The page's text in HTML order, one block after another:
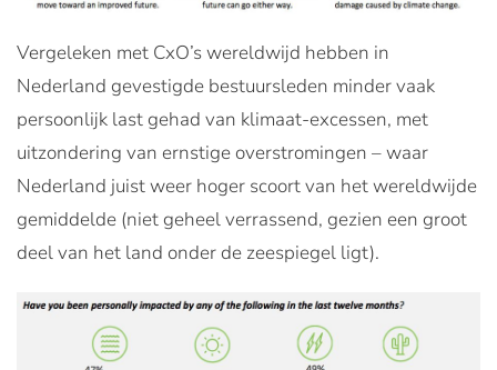
Vergeleken met CxO’s wereldwijd hebben in
Nederland gevestigde bestuursleden minder vaak
persoonlijk last gehad van klimaat-excessen, met
uitzondering van ernstige overstromingen – waar
Nederland juist weer hoger scoort van het wereldwijde
gemiddelde (niet geheel verrassend, gezien een groot
deel van het land onder de zeespiegel ligt).